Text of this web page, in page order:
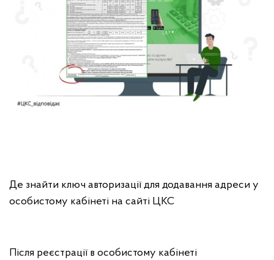
Де знайти ключ авторизації для додавання адреси у
особистому кабінеті на сайті ЦКС
Після реєстрації в особистому кабінеті